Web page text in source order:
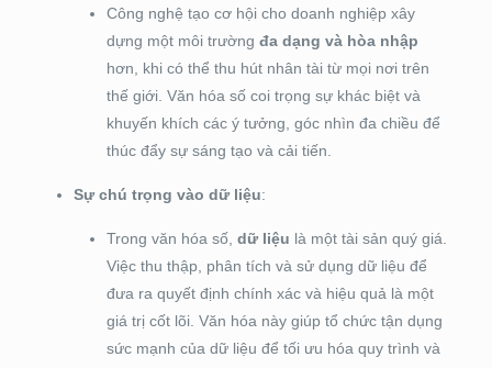
Công nghệ tạo cơ hội cho doanh nghiệp xây
dựng một môi trường đa dạng và hòa nhập
hơn, khi có thể thu hút nhân tài từ mọi nơi trên
thế giới. Văn hóa số coi trọng sự khác biệt và
khuyến khích các ý tưởng, góc nhìn đa chiều để
thúc đẩy sự sáng tạo và cải tiến.
Sự chú trọng vào dữ liệu:
Trong văn hóa số, dữ liệu là một tài sản quý giá.
Việc thu thập, phân tích và sử dụng dữ liệu để
đưa ra quyết định chính xác và hiệu quả là một
giá trị cốt lõi. Văn hóa này giúp tổ chức tận dụng
sức mạnh của dữ liệu để tối ưu hóa quy trình và